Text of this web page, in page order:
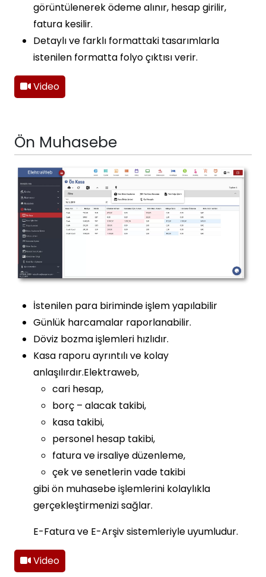
görüntülenerek ödeme alınır, hesap girilir,
fatura kesilir.
Detaylı ve farklı formattaki tasarımlarla
istenilen formatta folyo çıktısı verir.
Video
Ön Muhasebe
İstenilen para biriminde işlem yapılabilir
Günlük harcamalar raporlanabilir.
Döviz bozma işlemleri hızlıdır.
Kasa raporu ayrıntılı ve kolay
anlaşılırdır.Elektraweb,
cari hesap,
borç – alacak takibi,
kasa takibi,
personel hesap takibi,
fatura ve irsaliye düzenleme,
çek ve senetlerin vade takibi
gibi ön muhasebe işlemlerini kolaylıkla
gerçekleştirmenizi sağlar.
E-Fatura ve E-Arşiv sistemleriyle uyumludur.
Video